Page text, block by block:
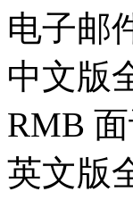
电子邮
中文版
RMB
英文版